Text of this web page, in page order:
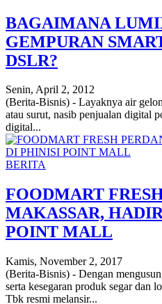
BAGAIMANA
GEMPURAN
DSLR?
Senin, April 2, 2012
(Berita-Bisnis) - Layaknya air
atau surut, nasib penjualan digital
digital...
BERITA
FOODMART
MAKASSAR,
POINT MALL
Kamis, November 2, 2017
(Berita-Bisnis) - Dengan
serta kesegaran produk segar dan
Tbk resmi melansir...